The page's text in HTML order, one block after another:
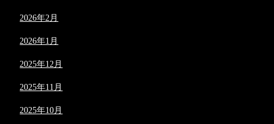
2026年2月
2026年1月
2025年12月
2025年11月
2025年10月